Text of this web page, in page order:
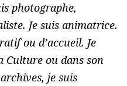
photographe,
Je suis animatrice.
ou d’accueil. Je
Culture ou dans son
je suis